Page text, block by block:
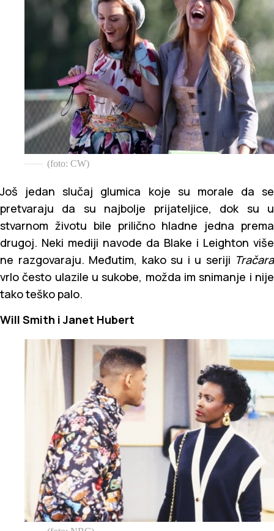
(foto: CW)
Još jedan slučaj glumica koje su morale da se
pretvaraju da su najbolje prijateljice, dok su u
stvarnom životu bile prilično hladne jedna prema
drugoj. Neki mediji navode da Blake i Leighton više
ne razgovaraju. Međutim, kako su i u seriji Tračara
vrlo često ulazile u sukobe, možda im snimanje i nije
tako teško palo.
Will Smith i Janet Hubert